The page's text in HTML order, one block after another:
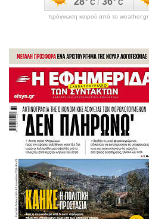
πρόγνωση καιρού από το weather.gr